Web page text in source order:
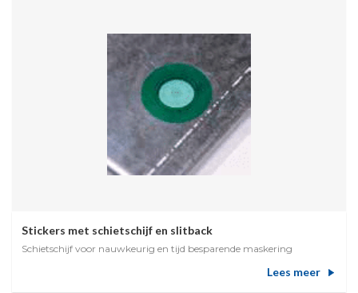
Stickers met schietschijf en slitback
Schietschijf voor nauwkeurig en tijd besparende maskering
Lees meer